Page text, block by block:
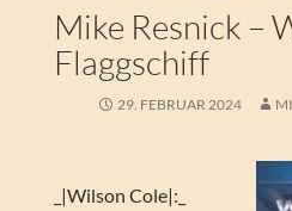
Mike Resnick –
Flaggschiff
29. FEBRUAR 2024
_|Wilson Cole|:_